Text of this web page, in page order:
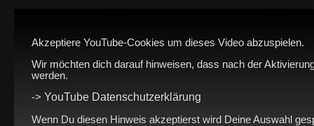
Akzeptiere YouTube-Cookies um dieses Video abzuspielen.
Wir möchten dich darauf hinweisen, dass nach der
werden.
-> YouTube Datenschutzerklärung
Wenn Du diesen Hinweis akzeptierst wird Deine Auswahl